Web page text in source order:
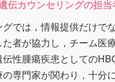
伝カウンセリングの担当
では，情報提供だけで
者が協力し，チーム医
性腫瘍疾患としての
専門家が関わり，十分